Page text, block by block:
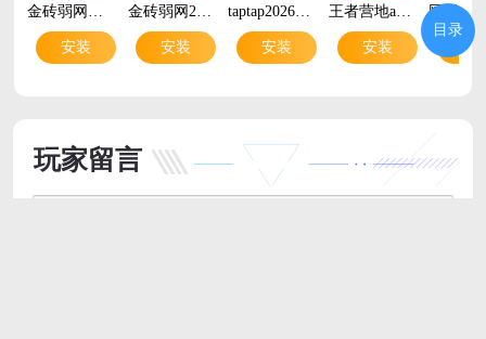
安装 安装 安装
王者营地app最新版v10.112.0708 安卓版
安装 安
玩家留言
目录